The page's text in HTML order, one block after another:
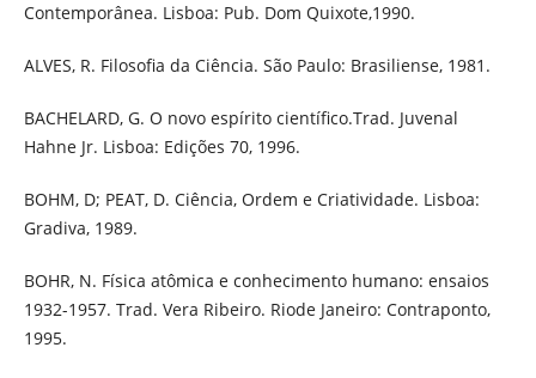
Contemporânea. Lisboa: Pub. Dom Quixote,1990.
ALVES, R. Filosofia da Ciência. São Paulo: Brasiliense, 1981.
BACHELARD, G. O novo espírito científico.Trad. Juvenal
Hahne Jr. Lisboa: Edições 70, 1996.
BOHM, D; PEAT, D. Ciência, Ordem e Criatividade. Lisboa:
Gradiva, 1989.
BOHR, N. Física atômica e conhecimento humano: ensaios
1932-1957. Trad. Vera Ribeiro. Riode Janeiro: Contraponto,
1995.